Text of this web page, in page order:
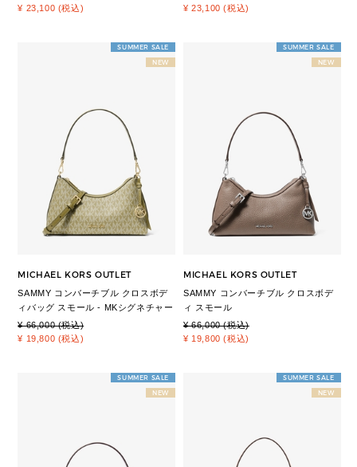
¥ 23,100 (税込)
¥ 23,100 (税込)
SUMMER SALE
NEW
MICHAEL KORS OUTLET
SAMMY コンバーチブル クロスボデ
ィバッグ スモール - MKシグネチャー
¥ 66,000 (税込)
¥ 19,800 (税込)
SUMMER SALE
NEW
MICHAEL KORS OUTLET
SAMMY コンバーチブル クロスボデ
ィ スモール
¥ 66,000 (税込)
¥ 19,800 (税込)
SUMMER SALE
NEW
SUMMER SALE
NEW